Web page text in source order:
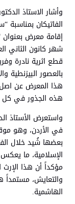
وأشار الاستاذ
إقامة معرض بعنوان
شهر كانون الثاني
قطع اثرية نادرة
بالعصور
هذا المعرض عن
هذه الجذور في كل
واستعرض الأستاذ
في الأردن، وهو
بعضها شُيد خلال
الإسلامية، ما يعكس
مؤكداً أن هذا الإرث
والتعايش، مستمداً
الهاشمية.